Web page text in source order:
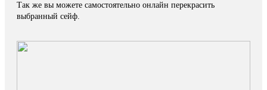
Так же вы можете самостоятельно онлайн перекрасить
выбранный сейф.